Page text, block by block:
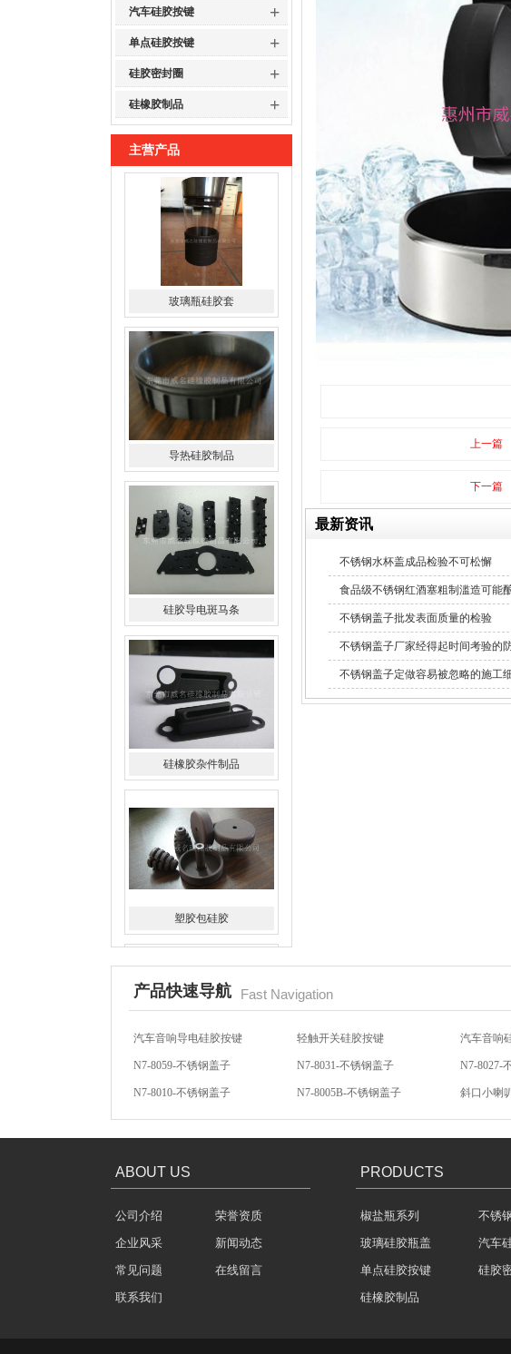
汽车硅胶按键 +
单点硅胶按键 +
硅胶密封圈 +
硅橡胶制品 +
主营产品
导热硅胶制品
硅胶导电斑马条
硅橡胶杂件制品
塑胶包硅胶
水橡胶过滤网
上一篇
下一篇
最新资讯
不锈钢水杯盖成品检验不可松懈
食品级不锈钢红酒塞粗制滥造可能
不锈钢盖子批发表面质量的检验
不锈钢盖子厂家经得起时间考验的
不锈钢盖子定做容易被忽略的施工
产品快速导航 Fast Navigation
N7-8059-不锈钢盖子 N7-8031-不锈钢盖子 N7-8027-
N7-8010-不锈钢盖子 N7-8005B-不锈钢盖子 斜口小喇
方向盘硅胶按键 汽车音响硅胶按键 硅胶按键
汽车音响导电硅胶按键 轻触开关硅胶按键 汽车音响
ABOUT US
公司介绍
荣誉资质
企业风采
新闻动态
常见问题
在线留言
联系我们
PRODUCTS
椒盐瓶系列
不锈
玻璃硅胶瓶盖
汽车
单点硅胶按键
硅胶
硅橡胶制品